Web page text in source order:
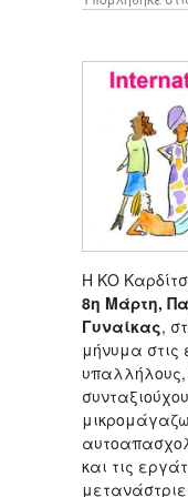
Η ΚΟ
8η Μάρτη,
Γυναίκας,
μήνυμα στις
υπαλλήλους,
και τις